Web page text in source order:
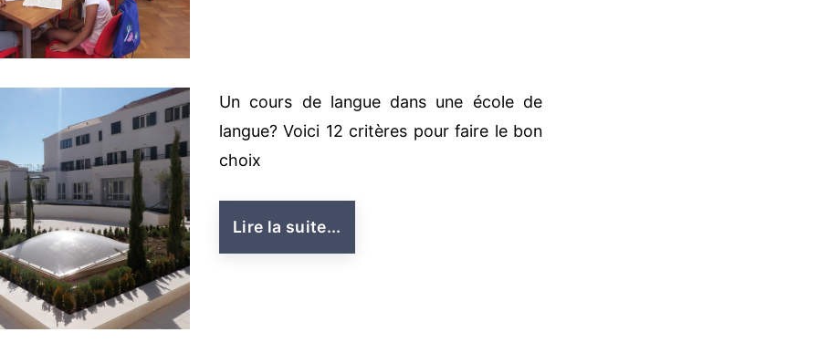
Un cours de langue dans une école de
langue? Voici 12 critères pour faire le bon
choix
Lire la suite...